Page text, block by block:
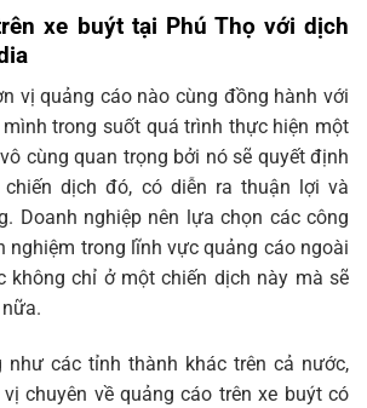
xe buýt tại Phú Thọ với dịch
vị quảng cáo nào cùng đồng hành với
trong suốt quá trình thực hiện một
cùng quan trọng bởi nó sẽ quyết định
dịch đó, có diễn ra thuận lợi và
Doanh nghiệp nên lựa chọn các công
nghiệm trong lĩnh vực quảng cáo ngoài
không chỉ ở một chiến dịch này mà sẽ
như các tỉnh thành khác trên cả nước,
chuyên về quảng cáo trên xe buýt có